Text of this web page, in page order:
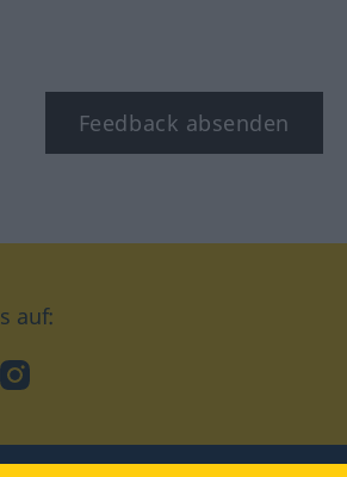
Feedback absenden
auf:
Instagram